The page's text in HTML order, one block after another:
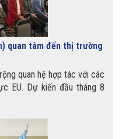
Xuân
quan tâm đến thị trường
quan hệ hợp tác với các
EU. Dự kiến đầu tháng 8